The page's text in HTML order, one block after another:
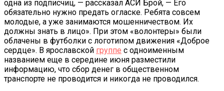
одна из подписчиц, — рассказал АСИ Брой, — Его
обязательно нужно предать огласке. Ребята совсем
молодые, а уже занимаются мошенничеством. Их
должны знать в лицо». При этом «волонтеры» были
облачены в футболки с логотипом движения «Доброе
сердце». В ярославской группе с одноименным
названием еще в середине июня разместили
информацию, что сбор денег в общественном
транспорте не проводится и никогда не проводился.